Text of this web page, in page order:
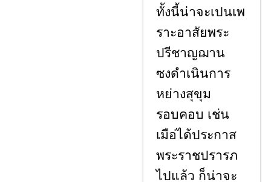
ทั้งนี้น่าจะเปนเพ
ราะอาสัยพระ
ปรีชาญฌาน
ซงดำเนินการ
หย่างสุขุม
รอบคอบ เช่น
เมือ่ได้ประกาส
พระราชปรารภ
ไปแล้ว ก็น่าจะ